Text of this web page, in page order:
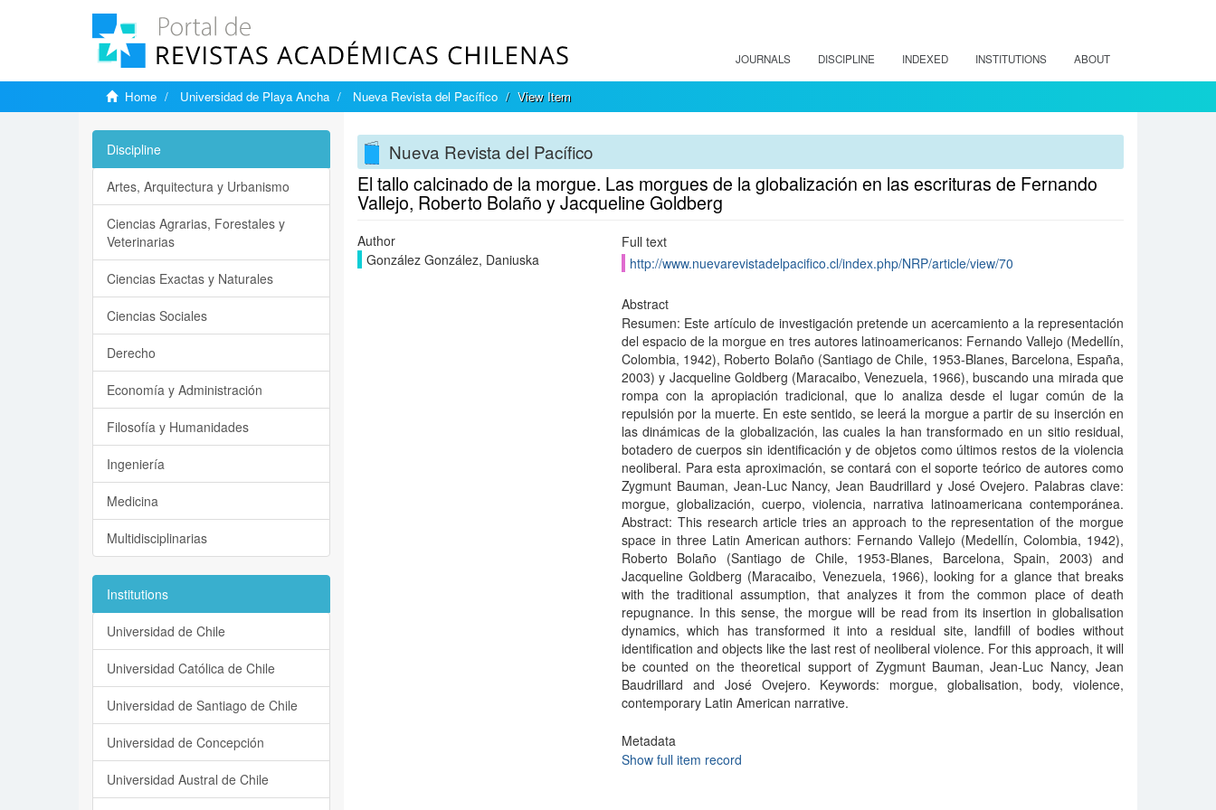
JOURNALS DISCIPLINE INDEXED INSTITUTIONS ABOUT
Home Universidad de Playa Ancha Nueva Revista del Pacífico View Item
Nueva Revista del Pacífico
El tallo calcinado de la morgue. Las morgues de la globalización en las escrituras de Fernando
Vallejo, Roberto Bolaño y Jacqueline Goldberg
Author
González González, Daniuska
Full text
http://www.nuevarevistadelpacifico.cl/index.php/NRP/article/view/70
Abstract
Resumen: Este artículo de investigación pretende un acercamiento a la representación
del espacio de la morgue en tres autores latinoamericanos: Fernando Vallejo (Medellín,
Colombia, 1942), Roberto Bolaño (Santiago de Chile, 1953-Blanes, Barcelona, España,
2003) y Jacqueline Goldberg (Maracaibo, Venezuela, 1966), buscando una mirada que
rompa con la apropiación tradicional, que lo analiza desde el lugar común de la
repulsión por la muerte. En este sentido, se leerá la morgue a partir de su inserción en
las dinámicas de la globalización, las cuales la han transformado en un sitio residual,
botadero de cuerpos sin identificación y de objetos como últimos restos de la violencia
neoliberal. Para esta aproximación, se contará con el soporte teórico de autores como
Zygmunt Bauman, Jean-Luc Nancy, Jean Baudrillard y José Ovejero. Palabras clave:
morgue, globalización, cuerpo, violencia, narrativa latinoamericana contemporánea.
Abstract: This research article tries an approach to the representation of the morgue
space in three Latin American authors: Fernando Vallejo (Medellín, Colombia, 1942),
Roberto Bolaño (Santiago de Chile, 1953-Blanes, Barcelona, Spain, 2003) and
Jacqueline Goldberg (Maracaibo, Venezuela, 1966), looking for a glance that breaks
with the traditional assumption, that analyzes it from the common place of death
repugnance. In this sense, the morgue will be read from its insertion in globalisation
dynamics, which has transformed it into a residual site, landfill of bodies without
identification and objects like the last rest of neoliberal violence. For this approach, it will
be counted on the theoretical support of Zygmunt Bauman, Jean-Luc Nancy, Jean
Baudrillard and José Ovejero. Keywords: morgue, globalisation, body, violence,
contemporary Latin American narrative.
Metadata
Show full item record
Discipline
Artes, Arquitectura y Urbanismo
Ciencias Agrarias, Forestales y
Veterinarias
Ciencias Exactas y Naturales
Ciencias Sociales
Derecho
Economía y Administración
Filosofía y Humanidades
Ingeniería
Medicina
Multidisciplinarias
Institutions
Universidad de Chile
Universidad Católica de Chile
Universidad de Santiago de Chile
Universidad de Concepción
Universidad Austral de Chile